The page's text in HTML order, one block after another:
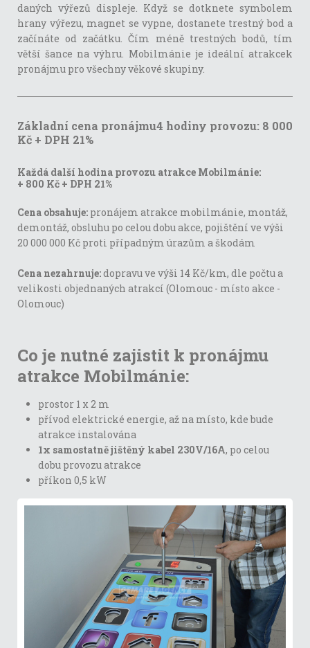
daných výřezů displeje. Když se dotknete symbolem
hrany výřezu, magnet se vypne, dostanete trestný bod a
začínáte od začátku. Čím méně trestných bodů, tím
větší šance na výhru. Mobilmánie je ideální atrakcek
pronájmu pro všechny věkové skupiny.
Základní cena pronájmu4 hodiny provozu: 8 000
Kč + DPH 21%
Každá další hodina provozu atrakce Mobilmánie:
+ 800 Kč + DPH 21%
Cena obsahuje: pronájem atrakce mobilmánie, montáž,
demontáž, obsluhu po celou dobu akce, pojištění ve výši
20 000 000 Kč proti případným úrazům a škodám
Cena nezahrnuje:dopravu ve výši 14 Kč/km, dle počtu a
velikosti objednaných atrakcí (Olomouc - místo akce -
Olomouc)
Co je nutné zajistit k pronájmu
atrakce Mobilmánie:
prostor 1 x 2 m
přívod elektrické energie, až na místo, kde bude
atrakce instalována
1x samostatně jištěný kabel 230V/16A, po celou
dobu provozu atrakce
příkon 0,5 kW